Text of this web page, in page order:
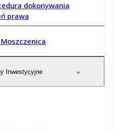
dokonywania
prawa
Inwestycyjne